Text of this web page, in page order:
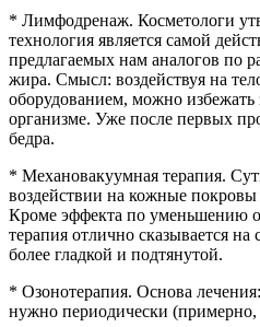
* Лимфодренаж. Косметологи
технология является самой
предлагаемых нам аналогов по
жира. Смысл: воздействуя на
оборудованием, можно избежать
организме. Уже после первых
бедра.
* Механовакуумная терапия.
воздействии на кожные
Кроме эффекта по уменьшению
терапия отлично сказывается на
более гладкой и подтянутой.
* Озонотерапия. Основа
нужно периодически (примерно,